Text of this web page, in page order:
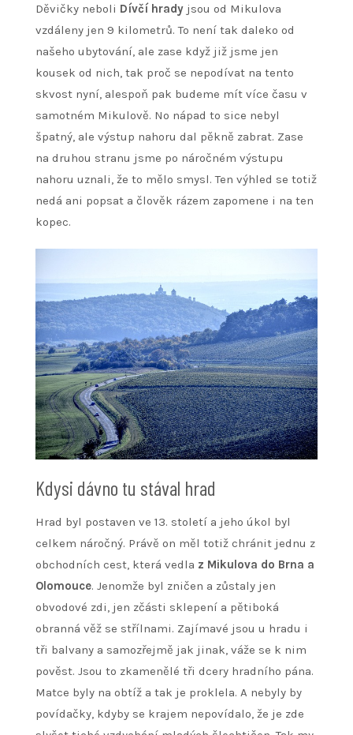
Děvičky neboli Dívčí hrady jsou od Mikulova
vzdáleny jen 9 kilometrů. To není tak daleko od
našeho ubytování, ale zase když již jsme jen
kousek od nich, tak proč se nepodívat na tento
skvost nyní, alespoň pak budeme mít více času v
samotném Mikulově. No nápad to sice nebyl
špatný, ale výstup nahoru dal pěkně zabrat. Zase
na druhou stranu jsme po náročném výstupu
nahoru uznali, že to mělo smysl. Ten výhled se totiž
nedá ani popsat a člověk rázem zapomene i na ten
kopec.
Kdysi dávno tu stával hrad
Hrad byl postaven ve 13. století a jeho úkol byl
celkem náročný. Právě on měl totiž chránit jednu z
obchodních cest, která vedla z Mikulova do Brna a
Olomouce. Jenomže byl zničen a zůstaly jen
obvodové zdi, jen zčásti sklepení a pětiboká
obranná věž se střílnami. Zajímavé jsou u hradu i
tři balvany a samozřejmě jak jinak, váže se k nim
pověst. Jsou to zkamenělé tři dcery hradního pána.
Matce byly na obtíž a tak je proklela. A nebyly by
povídačky, kdyby se krajem nepovídalo, že je zde